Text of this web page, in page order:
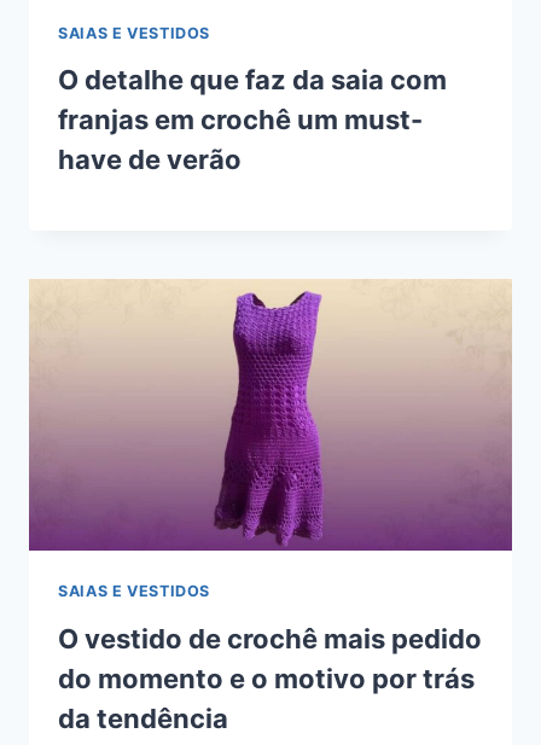
SAIAS E VESTIDOS
O detalhe que faz da saia com
franjas em crochê um must-
have de verão
SAIAS E VESTIDOS
O vestido de crochê mais pedido
do momento e o motivo por trás
da tendência